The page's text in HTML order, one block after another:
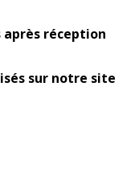
après réception
sur notre site